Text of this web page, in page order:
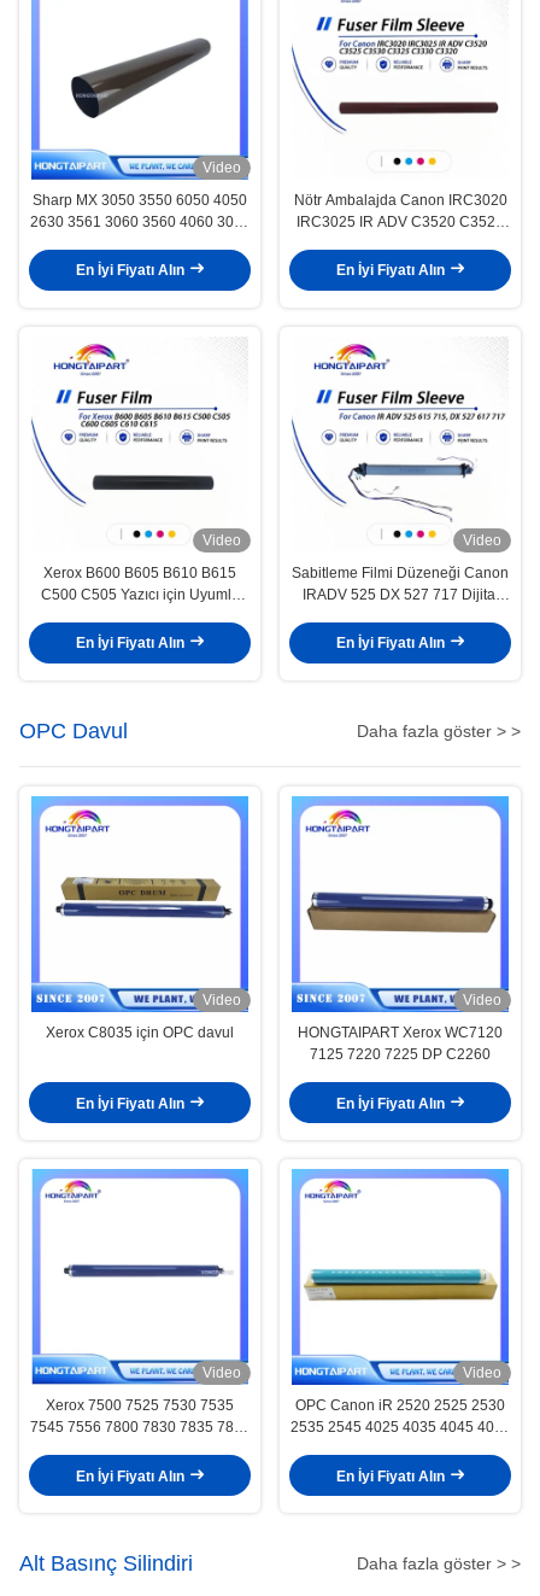
Video
Sharp MX 3050 3550 6050 4050
2630 3561 3060 3560 4060 3070
3551 4061 5050N 5070N 6070N
En İyi Fiyatı Alın
Nötr Ambalajda Canon IRC3020
IRC3025 IR ADV C3520 C3525
Film Kılıfı
En İyi Fiyatı Alın
Video
Xerox B600 B605 B610 B615
C500 C505 Yazıcı için Uyumlu
En İyi Fiyatı Alın
Video
Sabitleme Filmi Düzeneği Canon
IRADV 525 DX 527 717 Dijital
En İyi Fiyatı Alın
OPC Davul Daha fazla göster > >
Video
Xerox C8035 için OPC davul
En İyi Fiyatı Alın
Video
HONGTAIPART Xerox WC7120
7125 7220 7225 DP C2260
En İyi Fiyatı Alın
Video
Xerox 7500 7525 7530 7535
7545 7556 7800 7830 7835 7845
En İyi Fiyatı Alın
Video
OPC Canon iR 2520 2525 2530
2535 2545 4025 4035 4045 4051
57 C-EXV 32 33 38 için davul
En İyi Fiyatı Alın
Alt Basınç Silindiri Daha fazla göster > >